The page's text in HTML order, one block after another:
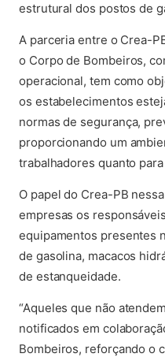
estrutural dos postos de
A parceria entre o Crea-
o Corpo de Bombeiros,
operacional, tem como
os estabelecimentos
normas de segurança,
proporcionando um
trabalhadores quanto
O papel do Crea-PB
empresas os
equipamentos presentes
de gasolina, macacos
de estanqueidade.
“Aqueles que não
notificados em
Bombeiros, reforçando o